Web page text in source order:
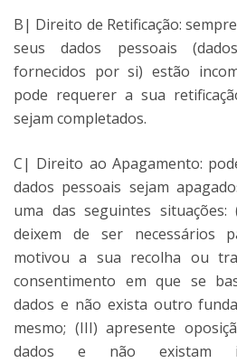
B| Direito de Retificação:
seus dados pessoais
fornecidos por si) estão
pode requerer a sua
sejam completados.
C| Direito ao Apagamento:
dados pessoais sejam
uma das seguintes
deixem de ser necessários
motivou a sua recolha ou
consentimento em que se
dados e não exista outro
mesmo; (III) apresente
dados e não existam